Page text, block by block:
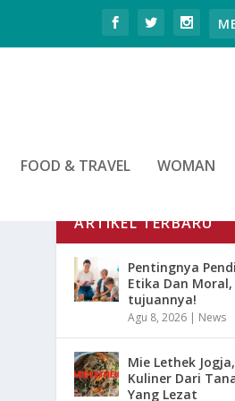
FOOD & TRAVEL WOMAN
ARTIKEL TERBARU
Pentingnya
Etika Dan Moral,
tujuannya!
Agu 8, 2026 | News
Mie Lethek
Kuliner Dari
Yang Lezat